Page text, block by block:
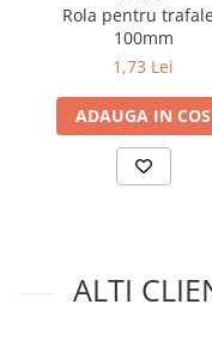
Rola pentru
100mm
1,73 Lei
ADAUGA IN COS
ALTI